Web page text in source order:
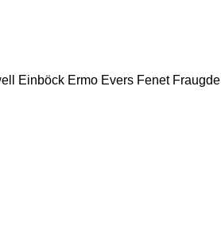
Einböck Ermo Evers Fenet Fraugde